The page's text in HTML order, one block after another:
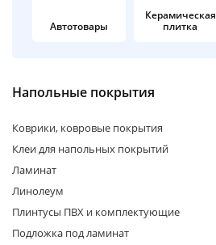
Автотовары
Керамическая
плитка
Напольные покрытия
Коврики, ковровые покрытия
Клеи для напольных покрытий
Ламинат
Линолеум
Плинтусы ПВХ и комплектующие
Подложка под ламинат